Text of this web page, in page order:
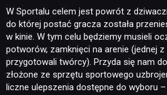
NEWSY
W Sportalu celem jest powrót z
do której postać gracza została
w kinie. W tym celu będziemy musieli
potworów, zamknięci na arenie (jednej z
przygotowali twórcy). Przyda się nam
złożone ze sprzętu sportowego
liczne ulepszenia dostępne do wyboru